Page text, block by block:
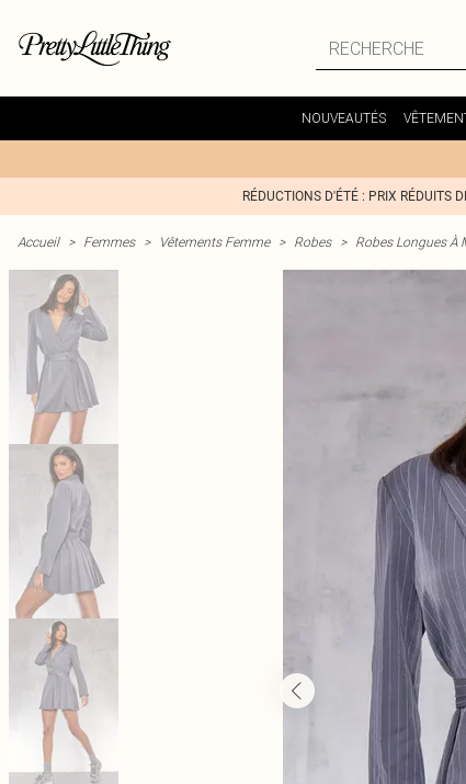
NOUVEAUTÉS
RÉDUCTIONS D'ÉTÉ : PRIX RÉDUITS
Accueil > Femmes > Vêtements Femme > Robes > Robes Longues À